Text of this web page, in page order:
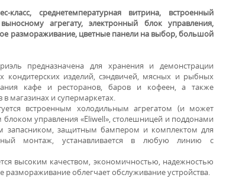
ВИТРИНЫ ДЛЯ
ПРОДУКТОВ
класс, среднетемпературная витрина, встроенный
агрегату, электронный блок управления,
размораживание, цветные панели на выбор, большой
предназначена для хранения и демонстрации
изделий, сэндвичей, мясных и рыбных
кафе и ресторанов, баров и кофеен, а также
в магазинах и супермаркетах.
встроенным холодильным агрегатом (и может
управления «Eliwell», столешницей и поддонами
запасником, защитным бампером и комплектом для
монтаж, устанавливается в любую линию с
высоким качеством, экономичностью, надежностью
облегчает обслуживание устройства.